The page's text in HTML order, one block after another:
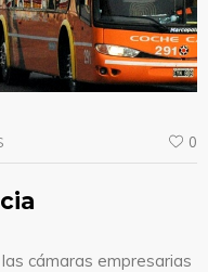
0
cámaras empresarias